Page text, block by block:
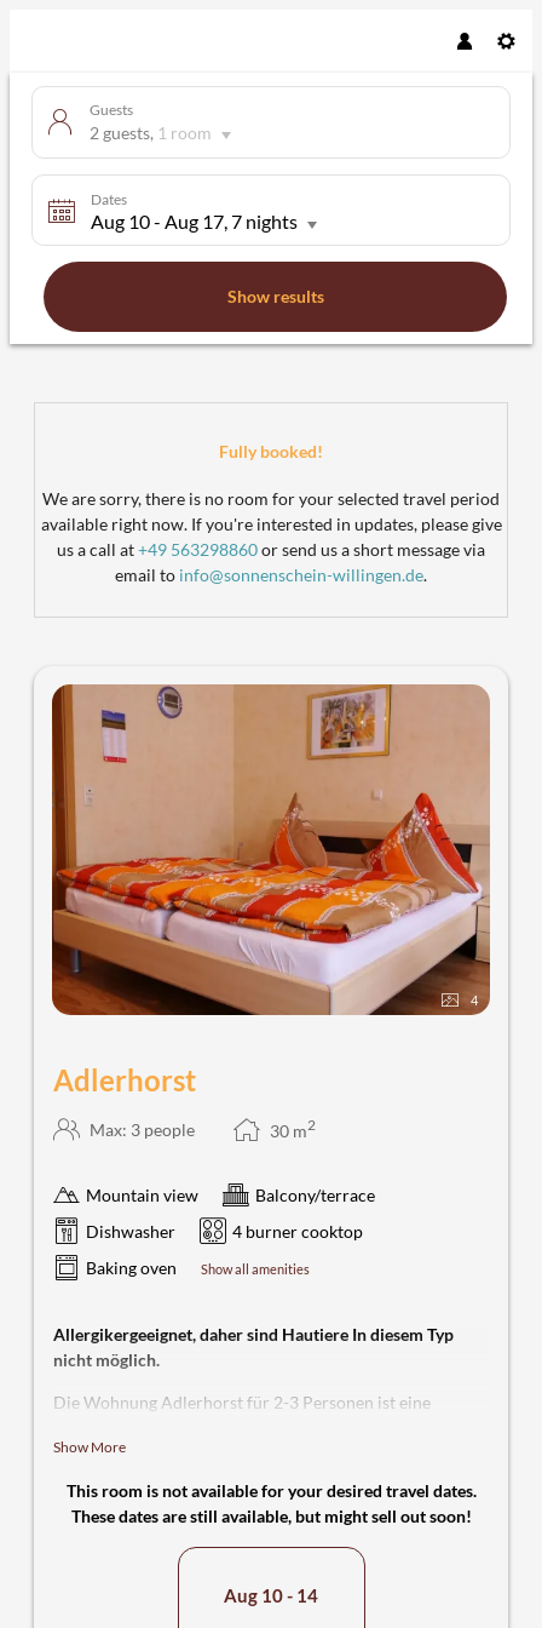
Guests
2 guests, 1 room
Dates
Aug 10- Aug 17 , 7 nights
Show results
Aritee Apartments
Fully booked!
We are sorry, there is no room for your selected travel period
available right now. If you're interested in updates, please give
us a call at+49 563298860or send us a short message via
email to info@sonnenschein-willingen.de.
4
Adlerhorst
Max: 3 people 30 m2
Mountain view
Balcony/terrace
Dishwasher
4 burner cooktop
Baking oven
Show all amenities
Allergikergeeignet, daher sind Hautiere In diesem Typ
nicht möglich.
Die Wohnung Adlerhorst für 2-3 Personen ist eine
Schlafcouch, Flachbildfernseher mit Sat-Receiver und
USB abspielbar sind. Hier lassen sich gemütliche Abende
genießen. In der voll ausgestatteten Kochnische mit 4-
Platten Ceranfeld, Spülmaschine, Kühlschrank,
leckere Speisen zaubern, welche am Esstisch mit 3
Show More
This room is not available for your desired travel dates.
These dates are still available, but might sell out soon!
Aug 10 - 14